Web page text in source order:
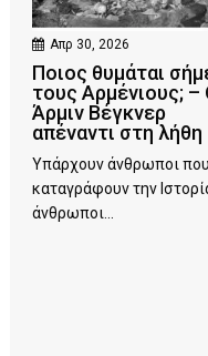
Απρ 30, 2026
Ποιος θυμάται
τους Αρμένιους; –
Άρμιν Βέγκνερ
απέναντι στη λήθη
Υπάρχουν άνθρωποι που
καταγράφουν την
άνθρωποι...